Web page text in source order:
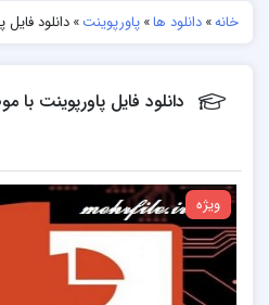
خانه»دانلود ها»پاورپوینت»دانلود
دانلود فایل پاورپوینت
ویژه